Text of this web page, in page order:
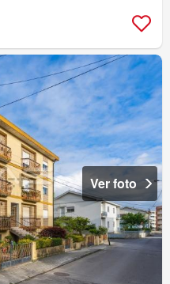
Ver foto